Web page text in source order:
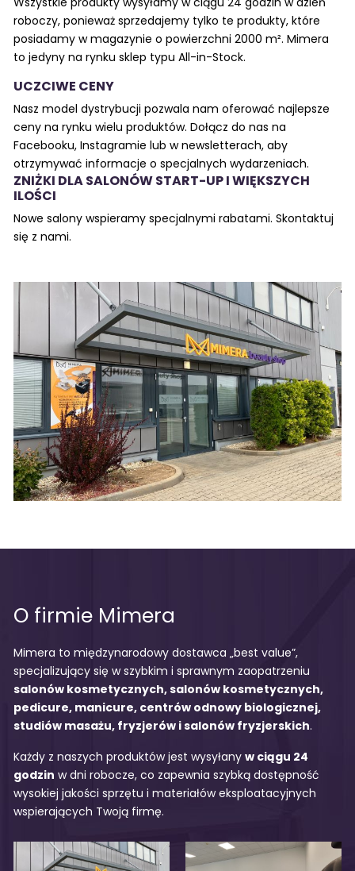
roboczy, ponieważ sprzedajemy tylko te produkty, które
posiadamy w magazynie o powierzchni 2000 m². Mimera
to jedyny na rynku sklep typu All-in-Stock.
UCZCIWE CENY
Nasz model dystrybucji pozwala nam oferować najlepsze
ceny na rynku wielu produktów. Dołącz do nas na
Facebooku, Instagramie lub w newsletterach, aby
otrzymywać informacje o specjalnych wydarzeniach.
ZNIŻKI DLA SALONÓW START-UP I WIĘKSZYCH
ILOŚCI
Nowe salony wspieramy specjalnymi rabatami. Skontaktuj
się z nami.
O firmie Mimera
Mimera to międzynarodowy dostawca „best value”,
specjalizujący się w szybkim i sprawnym zaopatrzeniu
salonów kosmetycznych, salonów kosmetycznych,
pedicure, manicure, centrów odnowy biologicznej,
studiów masażu, fryzjerów i salonów fryzjerskich.
Każdy z naszych produktów jest wysyłanyw ciągu 24
godzin w dni robocze, co zapewnia szybką dostępność
wysokiej jakości sprzętu i materiałów eksploatacyjnych
wspierających Twoją firmę.